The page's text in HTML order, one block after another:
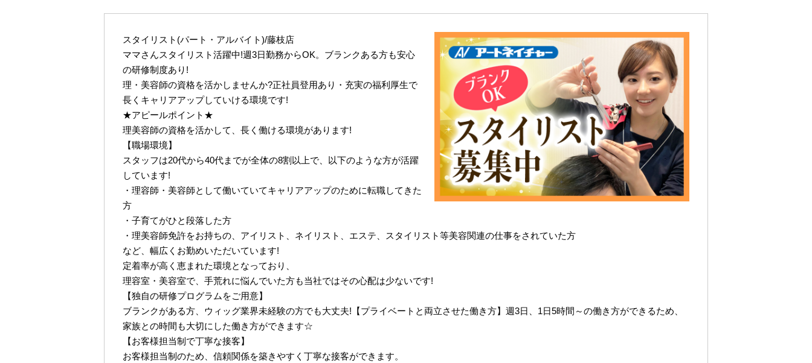
スタイリスト(パート・アルバイト)/藤枝店
ママさんスタイリスト活躍中!週3日勤務からOK。ブランクある方も安心
の研修制度あり!
理・美容師の資格を活かしませんか?正社員登用あり・充実の福利厚生で
長くキャリアアップしていける環境です!
★アピールポイント★
理美容師の資格を活かして、長く働ける環境があります!
【職場環境】
スタッフは20代から40代までが全体の8割以上で、以下のような方が活躍
しています!
・理容師・美容師として働いていてキャリアアップのために転職してきた
方
・子育てがひと段落した方
・理美容師免許をお持ちの、アイリスト、ネイリスト、エステ、スタイリスト等美容関連の仕事をされていた方
など、幅広くお勤めいただいています!
定着率が高く恵まれた環境となっており、
理容室・美容室で、手荒れに悩んでいた方も当社ではその心配は少ないです!
【独自の研修プログラムをご用意】
ブランクがある方、ウィッグ業界未経験の方でも大丈夫!【プライベートと両立させた働き方】週3日、1日5時間～の働き方ができるため、
家族との時間も大切にした働き方ができます☆
【お客様担当制で丁寧な接客】
お客様担当制のため、信頼関係を築きやすく丁寧な接客ができます。